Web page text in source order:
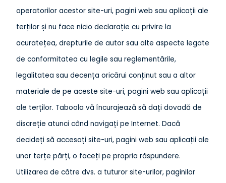
operatorilor acestor site-uri, pagini web sau aplicații ale
terților și nu face nicio declarație cu privire la
acuratețea, drepturile de autor sau alte aspecte legate
de conformitatea cu legile sau reglementările,
legalitatea sau decența oricărui conținut sau a altor
materiale de pe aceste site-uri, pagini web sau aplicații
ale terților. Taboola vă încurajează să dați dovadă de
discreție atunci când navigați pe Internet. Dacă
decideți să accesați site-uri, pagini web sau aplicații ale
unor terțe părți, o faceți pe propria răspundere.
Utilizarea de către dvs. a tuturor site-urilor, paginilor